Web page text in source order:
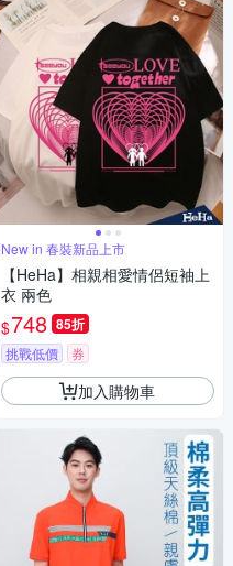
New in 春裝新品上市
【HeHa】相親相愛情侶短袖上
衣 兩色
$748 85折
挑戰低價 券
加入購物車